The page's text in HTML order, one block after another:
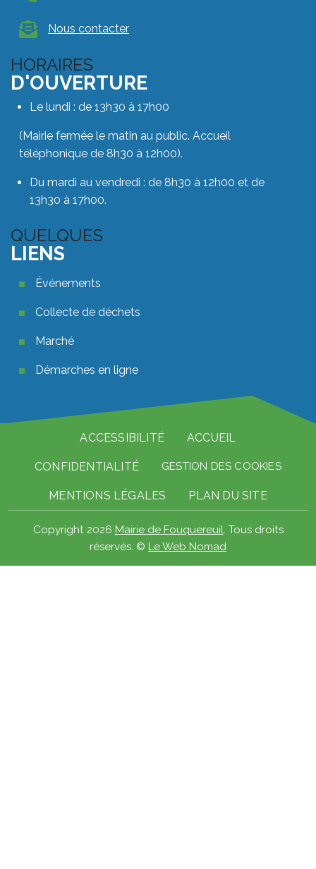
Nous contacter
HORAIRES
D'OUVERTURE
Le lundi : de 13h30 à 17h00
(Mairie fermée le matin au public. Accueil
téléphonique de 8h30 à 12h00).
Du mardi au vendredi : de 8h30 à 12h00 et de
13h30 à 17h00.
QUELQUES
LIENS
Quelques liens footer
Événements
Collecte de déchets
Marché
Démarches en ligne
Pied de pageACCESSIBILITÉ ACCUEIL
CONFIDENTIALITÉ GESTION DES COOKIES
MENTIONS LÉGALES PLAN DU SITE
Copyright 2026 Mairie de Fouquereuil. Tous droits
réservés. © Le Web Nomad